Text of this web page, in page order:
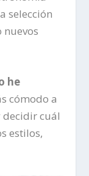
selección
nuevos
he
cómodo a
decidir cuál
estilos,